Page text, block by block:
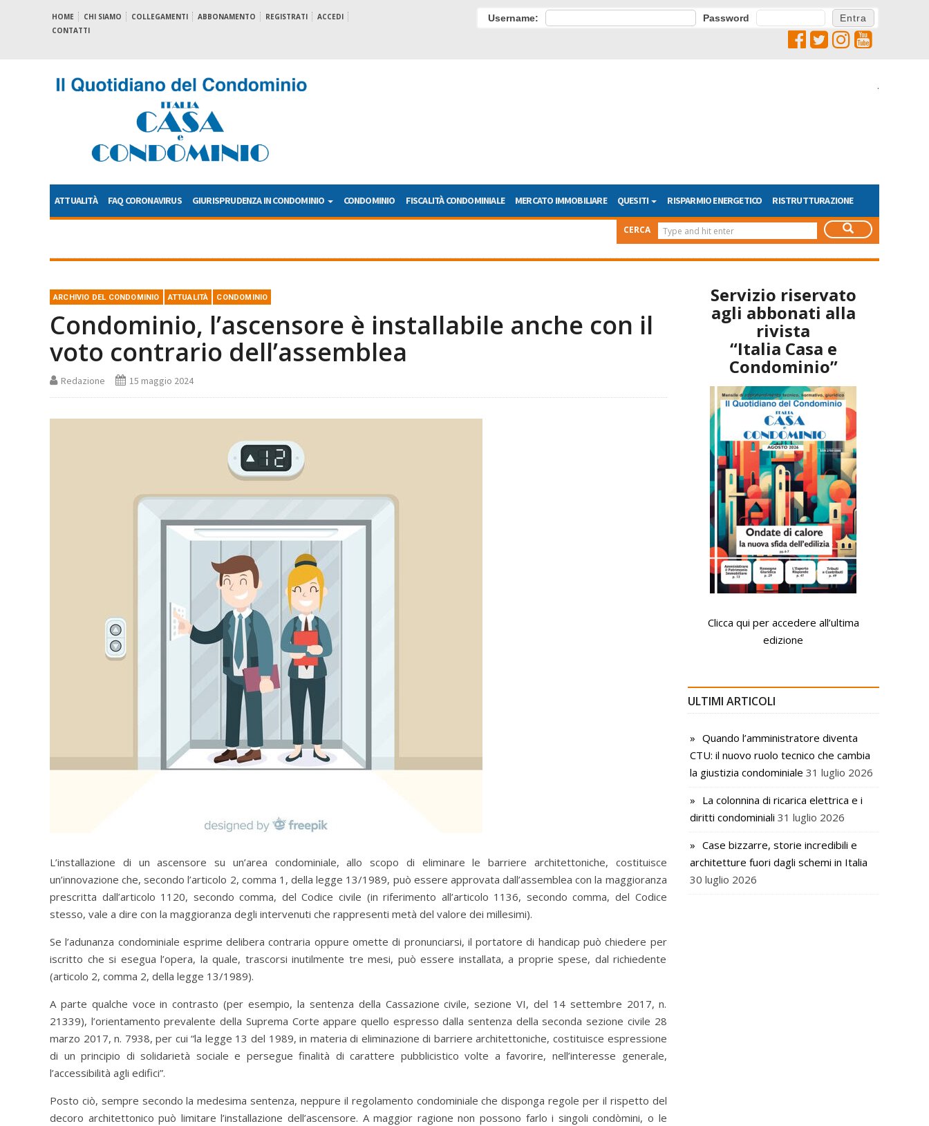
HOME CHI SIAMO COLLEGAMENTI ABBONAMENTO REGISTRATI
ACCEDI
CONTATTI
Username: Password
.
ATTUALITÀ FAQ CORONAVIRUS GIURISPRUDENZA IN CONDOMINIO CONDOMINIO FISCALITÀ CONDOMINIALE MERCATO IMMOBILIARE QUESITI RISPARMIO ENERGETICO RISTRUTTURAZIONE
CERCA
ARCHIVIO DEL CONDOMINIO ATTUALITÀ CONDOMINIO
Condominio, l’ascensore è installabile anche con il
voto contrario dell’assemblea
Redazione 15 maggio 2024
L’installazione di un ascensore su un’area condominiale, allo scopo di eliminare le barriere architettoniche, costituisce
un’innovazione che, secondo l’articolo 2, comma 1, della legge 13/1989, può essere approvata dall’assemblea con la maggioranza
prescritta dall’articolo 1120, secondo comma, del Codice civile (in riferimento all’articolo 1136, secondo comma, del Codice
stesso, vale a dire con la maggioranza degli intervenuti che rappresenti metà del valore dei millesimi).
Se l’adunanza condominiale esprime delibera contraria oppure omette di pronunciarsi, il portatore di handicap può chiedere per
iscritto che si esegua l’opera, la quale, trascorsi inutilmente tre mesi, può essere installata, a proprie spese, dal richiedente
(articolo 2, comma 2, della legge 13/1989).
A parte qualche voce in contrasto (per esempio, la sentenza della Cassazione civile, sezione VI, del 14 settembre 2017, n.
21339), l’orientamento prevalente della Suprema Corte appare quello espresso dalla sentenza della seconda sezione civile 28
marzo 2017, n. 7938, per cui “la legge 13 del 1989, in materia di eliminazione di barriere architettoniche, costituisce espressione
di un principio di solidarietà sociale e persegue finalità di carattere pubblicistico volte a favorire, nell’interesse generale,
l’accessibilità agli edifici”.
Posto ciò, sempre secondo la medesima sentenza, neppure il regolamento condominiale che disponga regole per il rispetto del
decoro architettonico può limitare l’installazione dell’ascensore. A maggior ragione non possono farlo i singoli condòmini, o le
Servizio riservato
agli abbonati alla
rivista
“Italia Casa e
Condominio”
Clicca qui per accedere all’ultima
edizione
ULTIMI ARTICOLI
Quando l’amministratore diventa
CTU: il nuovo ruolo tecnico che cambia
la giustizia condominiale 31 luglio 2026
La colonnina di ricarica elettrica e i
diritti condominiali 31 luglio 2026
Case bizzarre, storie incredibili e
architetture fuori dagli schemi in Italia
30 luglio 2026